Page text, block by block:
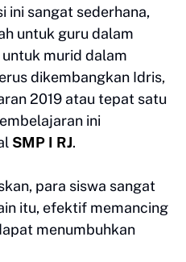
ini sangat sederhana,
untuk guru dalam
murid dalam
dikembangkan Idris,
2019 atau tepat satu
ini
SMP I RJ.
para siswa sangat
itu, efektif memancing
menumbuhkan